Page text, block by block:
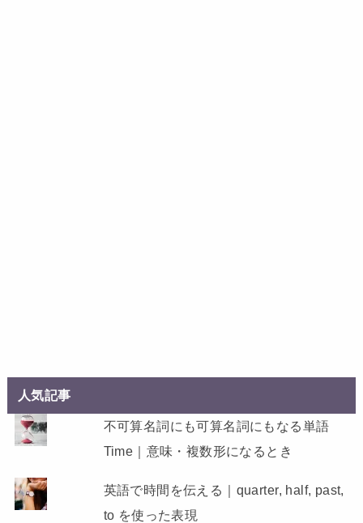
人気記事
不可算名詞にも可算名詞にもなる単語
Time｜意味・複数形になるとき
英語で時間を伝える｜quarter, half, past,
to を使った表現